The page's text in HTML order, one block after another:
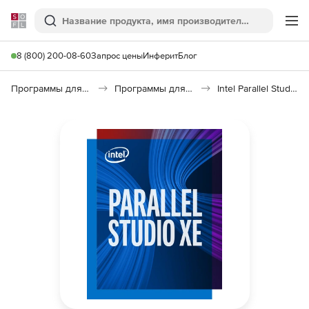
Softline
Поиск
8 (800) 200-08-60Запрос ценыИнферитБлог
Программы для программирования Программы для разработки ПО Intel Parallel Studio XE Composer Edition for C++ and Fortran